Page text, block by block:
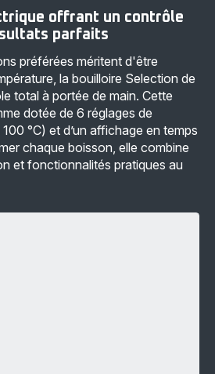
offrant un contrôle
parfaits
préférées méritent d'être
la bouilloire Selection de
total à portée de main. Cette
dotée de 6 réglages de
°C) et d’un affichage en temps
chaque boisson, elle combine
et fonctionnalités pratiques au